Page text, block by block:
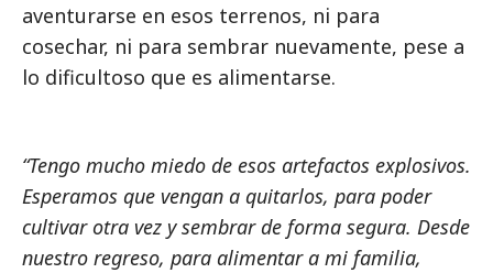
aventurarse en esos terrenos, ni para
cosechar, ni para sembrar nuevamente, pese a
lo dificultoso que es alimentarse.
“Tengo mucho miedo de esos artefactos explosivos.
Esperamos que vengan a quitarlos, para poder
cultivar otra vez y sembrar de forma segura. Desde
nuestro regreso, para alimentar a mi familia,